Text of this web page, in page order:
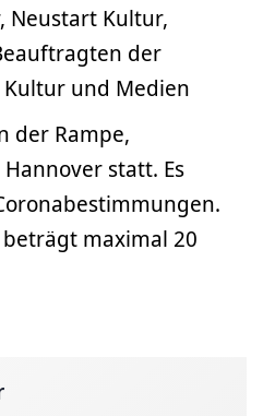
Neustart Kultur,
der
und Medien
der Rampe,
statt. Es
maximal 20